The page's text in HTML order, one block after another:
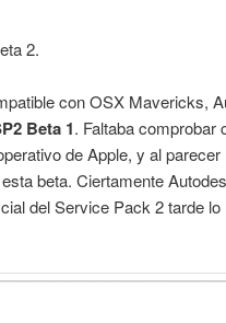
2.
con OSX Mavericks,
Beta 1. Faltaba comprobar
de Apple, y al parecer
beta. Ciertamente
del Service Pack 2 tarde lo